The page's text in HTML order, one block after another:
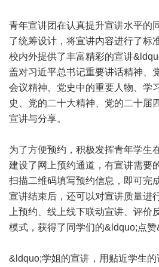
青年宣讲团在认真提升宣讲水平的
了统筹设计，将宣讲内容进行了标
校内外提供了丰富精彩的宣讲
盖对习近平总书记重要讲话精神、
会议精神、党史中的重要人物、学
史、党的二十大精神、党的二十届
宣讲与分享。
为了方便预约，积极发挥青年学生
建设了网上预约通道，有宣讲需要
扫描二维码填写预约信息，即可完
宣讲结束后，还可以对宣讲质量进
上预约、线上线下联动宣讲、评价
模式，获得了同学们的&ldquo;点赞
&ldquo;学姐的宣讲，用贴近学生